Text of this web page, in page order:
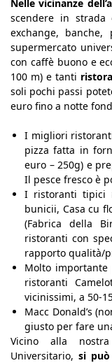
Nelle vicinanze
scendere in
exchange, banche,
supermercato
con caffè buono e
100 m) e tanti
soli pochi passi
euro fino a notte
I migliori ristoranti
pizza fatta in
euro – 250g) e
Il pesce fresco è
I ristoranti tipici
bunicii, Casa cu
(Fabrica della
ristoranti con
rapporto qualità/
Molto importante
ristoranti
vicinissimi, a 50-
Macc Donald’s
giusto per fare
Vicino alla
Universitario, si